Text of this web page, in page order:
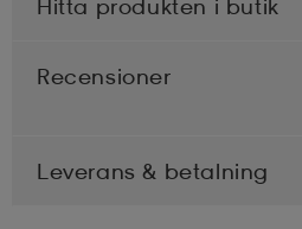
Hitta produkten i butik
Recensioner
Leverans & betalning